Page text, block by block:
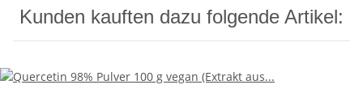
Kunden kauften dazu folgende Artikel: